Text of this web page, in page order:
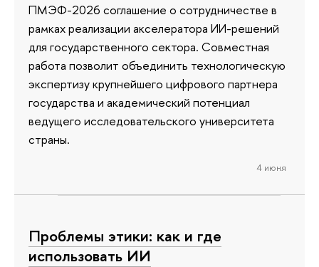
ПМЭФ-2026 соглашение о сотрудничестве в
рамках реализации акселератора ИИ-решений
для государственного сектора. Совместная
работа позволит объединить технологическую
экспертизу крупнейшего цифрового партнера
государства и академический потенциал
ведущего исследовательского университета
страны.
4 июня
Проблемы этики: как и где
использовать ИИ